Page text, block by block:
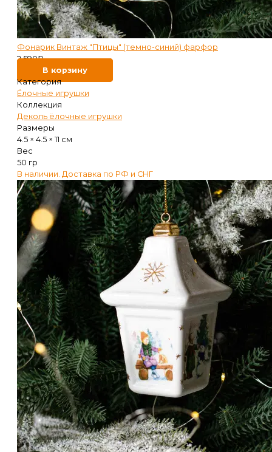
Фонарик Винтаж "Птицы" (темно-синий) фарфор
2 590₽
В корзину
Категория
Ёлочные игрушки
Коллекция
Деколь ёлочные игрушки
Размеры
4.5 × 4.5 × 11 см
Вес
50 гр
В наличии. Доставка по РФ и СНГ